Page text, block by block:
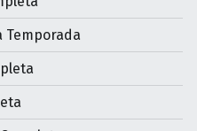
Temporada